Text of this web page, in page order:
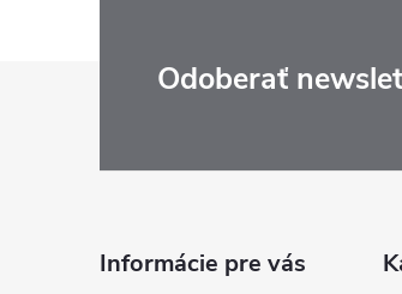
Odoberať
Informácie pre vás